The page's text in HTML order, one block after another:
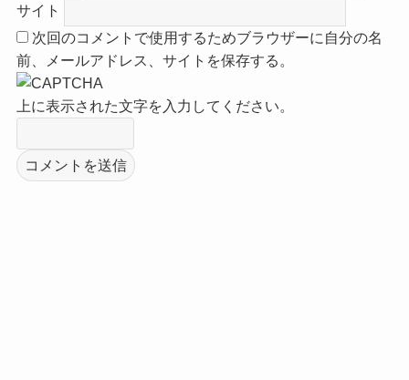
サイト
次回のコメントで使用するためブラウザーに自分の名
前、メールアドレス、サイトを保存する。
上に表示された文字を入力してください。